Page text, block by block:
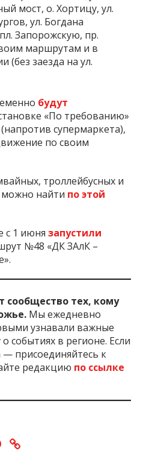
мост, о. Хортицу, ул.
ул. Богдана
Запорожскую, пр.
маршрутам и в
(без заезда на ул.
будут
«По требованию»
супермаркета),
по своим
троллейбусных и
найти по этой
с 1 июня запустили
№48 «ДК ЗАлК –
сообщество тех, кому
Мы ежедневно
узнавали важные
событиях в регионе. Если
присоединяйтесь к
редакцию по ссылке